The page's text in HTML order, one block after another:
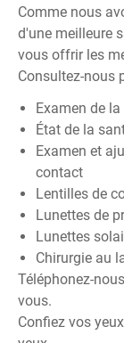
Comme nous
d'une meilleure
vous offrir les
Consultez-nous
Examen de la
État de la
Examen et
contact
Lentilles de
Lunettes de
Lunettes
Chirurgie au
Téléphonez-
vous.
Confiez vos